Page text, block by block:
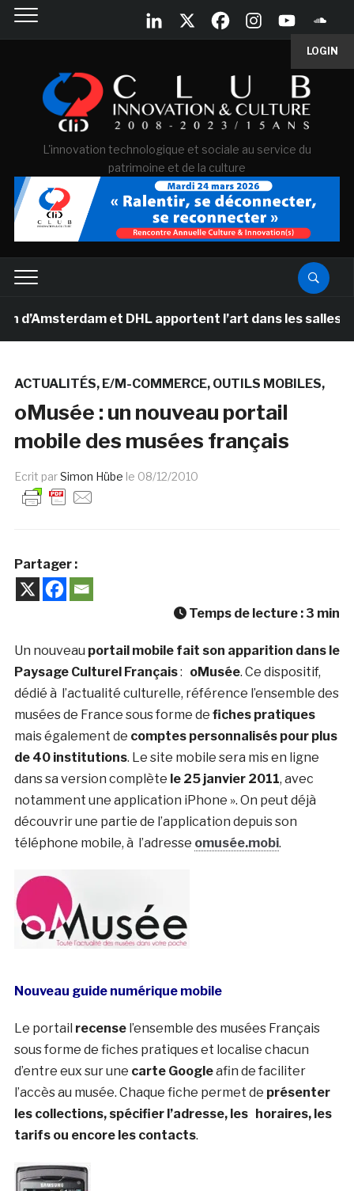
LOGIN
L'innovation technologique et sociale au service du
patrimoine et de la culture
et DHL apportent l’art dans les salles de
ACTUALITÉS E/M-COMMERCE OUTILS MOBILES
oMusée : un nouveau portail
mobile des musées français
Ecrit parSimon Hübe le 08/12/2010
Partager :
Temps de lecture : 3 min
Un nouveau portail mobile fait son apparition dans le
Paysage Culturel Français: oMusée. Ce dispositif,
dédié à l’actualité culturelle, référence l’ensemble des
musées de France sous forme de fiches pratiques
mais également de comptes personnalisés pour plus
de 40 institutions. Le site mobile sera mis en ligne
dans sa version complète le 25 janvier 2011, avec
notamment une application iPhone ». On peut déjà
découvrir une partie de l’application depuis son
téléphone mobile, à l’adresse omusée.mobi.
Nouveau guide numérique mobile
Le portail recense l’ensemble des musées Français
sous forme de fiches pratiques et localise chacun
d’entre eux sur une carte Googleafin de faciliter
l’accès au musée. Chaque fiche permet de présenter
les collections, spécifier l’adresse, les horaires, les
tarifs ou encore les contacts.